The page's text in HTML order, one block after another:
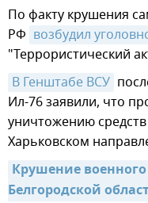
По факту крушения
РФ возбудил
"Террористический
В Генштабе ВСУ
Ил-76 заявили, что
уничтожению
Харьковском
Крушение
Белгородской